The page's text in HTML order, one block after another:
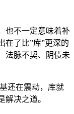
也不一定意味着补
在了比”库”更深的
法脉不契、阴债未
还在震动，库就
决之道。